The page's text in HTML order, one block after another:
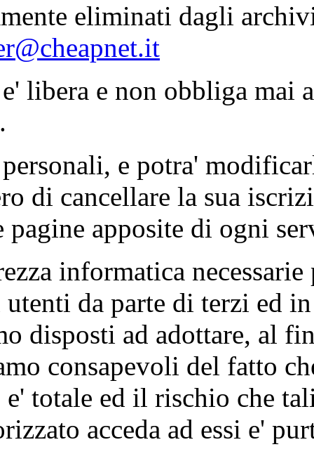
eliminati dagli
libera e non obbliga mai
e potra'
di cancellare la sua
apposite di ogni
informatica
da parte di terzi ed
disposti ad adottare, al
consapevoli del fatto
totale ed il rischio che
acceda ad essi e'